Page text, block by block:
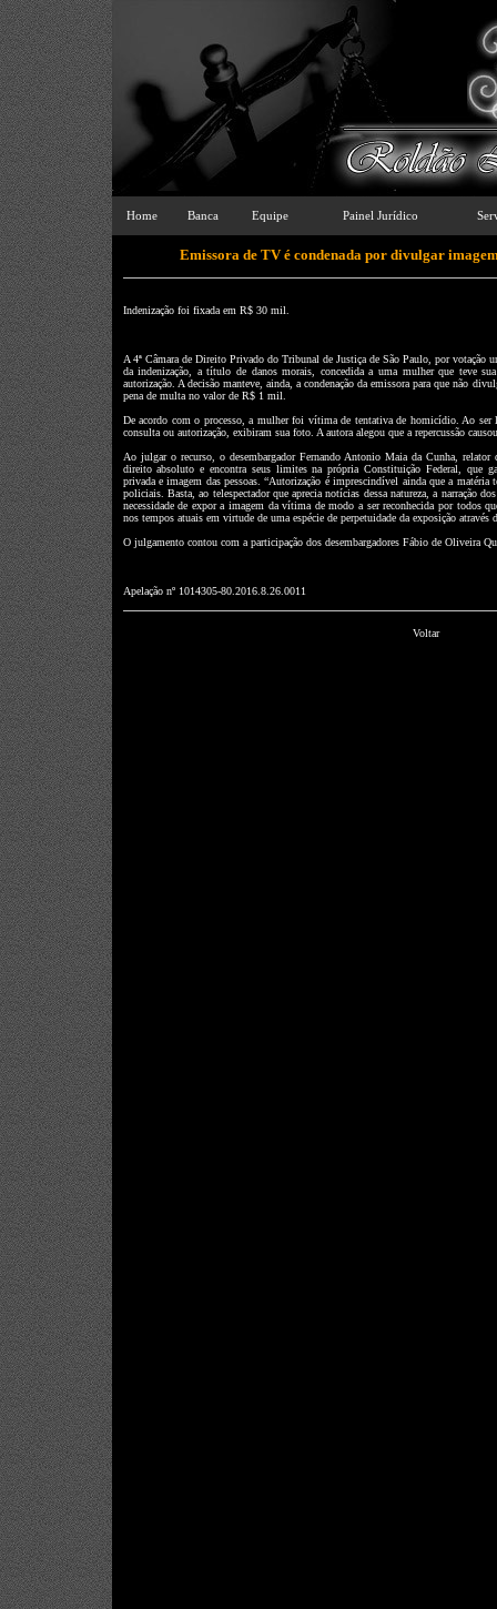
Home Banca Equipe Painel Jurídico
Emissora de TV é condenada por divulgar
Indenização foi fixada em R$ 30 mil.
A 4ª Câmara de Direito Privado do Tribunal de Justiça de São Paulo, por
da indenização, a título de danos morais, concedida a uma mulher que teve
autorização. A decisão manteve, ainda, a condenação da emissora para que não
pena de multa no valor de R$ 1 mil.
De acordo com o processo, a mulher foi vítima de tentativa de homicídio. Ao ser
consulta ou autorização, exibiram sua foto. A autora alegou que a repercussão
Ao julgar o recurso, o desembargador Fernando Antonio Maia da Cunha,
direito absoluto e encontra seus limites na própria Constituição Federal, que
privada e imagem das pessoas. “Autorização é imprescindível ainda que a matéria
policiais. Basta, ao telespectador que aprecia notícias dessa natureza, a narração
necessidade de expor a imagem da vítima de modo a ser reconhecida por todos
nos tempos atuais em virtude de uma espécie de perpetuidade da exposição através
O julgamento contou com a participação dos desembargadores Fábio de Oliveira
Apelação nº 1014305-80.2016.8.26.0011
Voltar